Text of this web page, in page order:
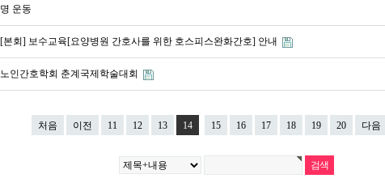
명 운동
[본회] 보수교육[요양병원 간호사를 위한 호스피스완화간호] 안내
노인간호학회 춘계국제학술대회
처음 이전 11 12 13 14 15 16 17 18 19 20 다음